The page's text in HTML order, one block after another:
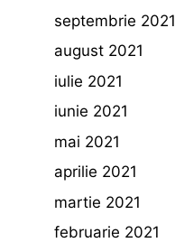
septembrie 2021
august 2021
iulie 2021
iunie 2021
mai 2021
aprilie 2021
martie 2021
februarie 2021